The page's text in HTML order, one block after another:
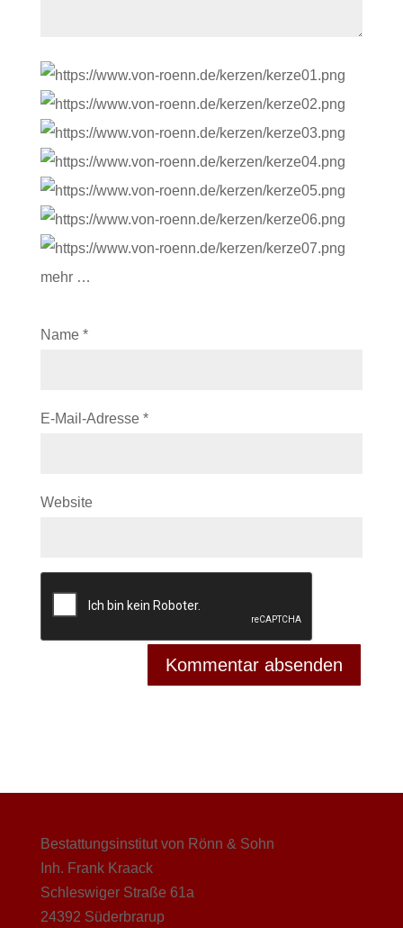
mehr …
Name *
E-Mail-Adresse *
Website
Bestattungsinstitut von Rönn & Sohn
Inh. Frank Kraack
Schleswiger Straße 61a
24392 Süderbrarup